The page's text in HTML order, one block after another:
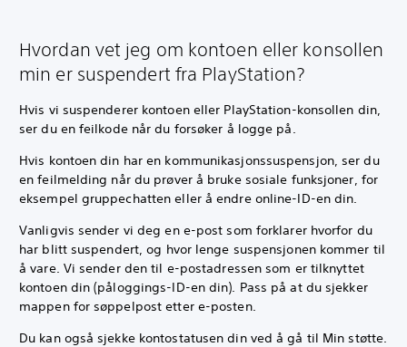
Hvordan vet jeg om kontoen eller konsollen
min er suspendert fra PlayStation?
Hvis vi suspenderer kontoen eller PlayStation-konsollen din,
ser du en feilkode når du forsøker å logge på.
Hvis kontoen din har en kommunikasjonssuspensjon, ser du
en feilmelding når du prøver å bruke sosiale funksjoner, for
eksempel gruppechatten eller å endre online-ID-en din.
Vanligvis sender vi deg en e-post som forklarer hvorfor du
har blitt suspendert, og hvor lenge suspensjonen kommer til
å vare. Vi sender den til e-postadressen som er tilknyttet
kontoen din (påloggings-ID-en din). Pass på at du sjekker
mappen for søppelpost etter e-posten.
Du kan også sjekke kontostatusen din ved å gå til Min støtte.